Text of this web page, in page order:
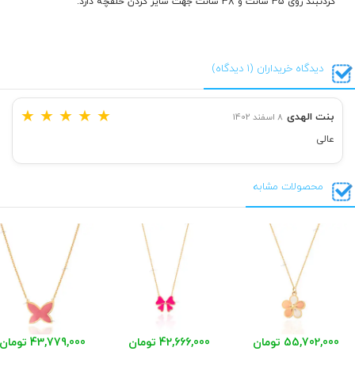
دیدگاه خریداران (1 دیدگاه)
بنت الهدی 8 اسفند 1402 ★ ★ ★ ★ ★
عالی
محصولات مشابه
55,702,000 تومان 42,666,000 تومان 43,779,000 تومان